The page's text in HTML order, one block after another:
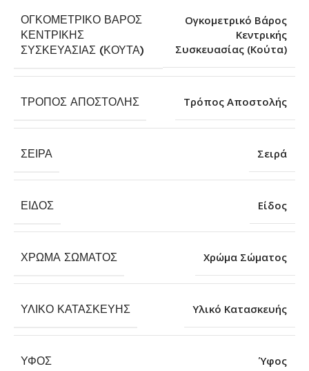
ΟΓΚΟΜΕΤΡΙΚΌ ΒΆΡΟΣ
ΚΕΝΤΡΙΚΉΣ
ΣΥΣΚΕΥΑΣΊΑΣ (ΚΟΎΤΑ)
Ογκομετρικό Βάρος
Κεντρικής
Συσκευασίας (Κούτα)
ΤΡΌΠΟΣ ΑΠΟΣΤΟΛΉΣ Τρόπος Αποστολής
ΣΕΙΡΆ Σειρά
ΕΊΔΟΣ Είδος
ΧΡΏΜΑ ΣΏΜΑΤΟΣ Χρώμα Σώματος
ΥΛΙΚΌ ΚΑΤΑΣΚΕΥΉΣ Υλικό Κατασκευής
ΎΦΟΣ Ύφος